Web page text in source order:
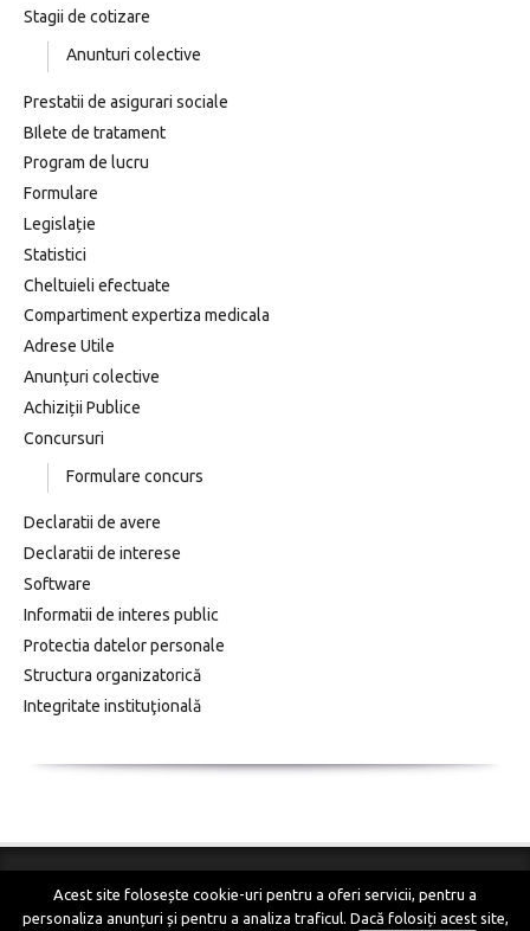
Stagii de cotizare
Anunturi colective
Prestatii de asigurari sociale
BIlete de tratament
Program de lucru
Formulare
Legislație
Statistici
Cheltuieli efectuate
Compartiment expertiza medicala
Adrese Utile
Anunțuri colective
Achiziții Publice
Concursuri
Formulare concurs
Declaratii de avere
Declaratii de interese
Software
Informatii de interes public
Protectia datelor personale
Structura organizatorică
Integritate instituţională
© COPYRIGHT 2018 C.J.P. Timis. Toate drepturile
Acest site folosește cookie-uri pentru a oferi servicii, pentru a
personaliza anunțuri și pentru a analiza traficul. Dacă folosiți acest site,